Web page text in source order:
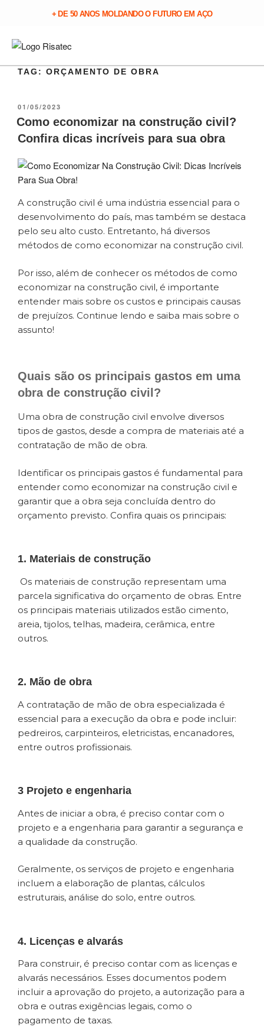
+ DE 50 ANOS MOLDANDO O FUTURO EM AÇO
TAG: ORÇAMENTO DE OBRA
01/05/2023
Como economizar na construção civil?
Confira dicas incríveis para sua obra
A construção civil é uma indústria essencial para o
desenvolvimento do país, mas também se destaca
pelo seu alto custo. Entretanto, há diversos
métodos de como economizar na construção civil.
Por isso, além de conhecer os métodos de como
economizar na construção civil, é importante
entender mais sobre os custos e principais causas
de prejuízos. Continue lendo e saiba mais sobre o
assunto!
Quais são os principais gastos em uma
obra de construção civil?
Uma obra de construção civil envolve diversos
tipos de gastos, desde a compra de materiais até a
contratação de mão de obra.
Identificar os principais gastos é fundamental para
entender como economizar na construção civil e
garantir que a obra seja concluída dentro do
orçamento previsto. Confira quais os principais:
1. Materiais de construção
Os materiais de construção representam uma
parcela significativa do orçamento de obras. Entre
os principais materiais utilizados estão cimento,
areia, tijolos, telhas, madeira, cerâmica, entre
outros.
2. Mão de obra
A contratação de mão de obra especializada é
essencial para a execução da obra e pode incluir:
pedreiros, carpinteiros, eletricistas, encanadores,
entre outros profissionais.
3 Projeto e engenharia
Antes de iniciar a obra, é preciso contar com o
projeto e a engenharia para garantir a segurança e
a qualidade da construção.
Geralmente, os serviços de projeto e engenharia
incluem a elaboração de plantas, cálculos
estruturais, análise do solo, entre outros.
4. Licenças e alvarás
Para construir, é preciso contar com as licenças e
alvarás necessários. Esses documentos podem
incluir a aprovação do projeto, a autorização para a
obra e outras exigências legais, como o
pagamento de taxas.